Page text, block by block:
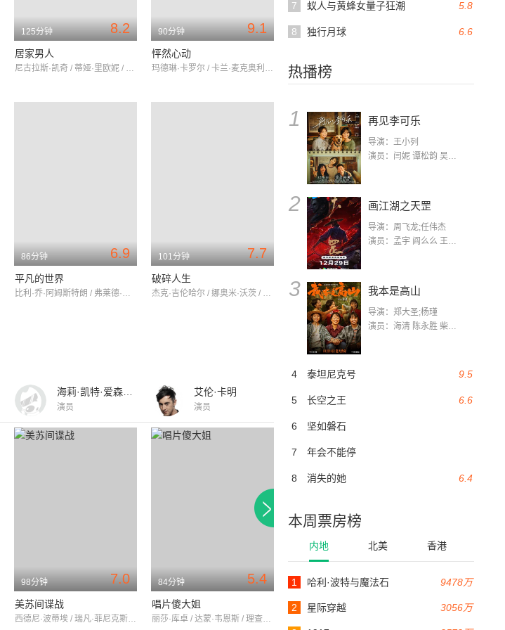
5.8
7 蚁人与黄蜂女量子狂潮
6.6
8 独行月球
热播榜
1 再见李可乐
导演：王小列
演员：闫妮 谭松韵 吴京 蒋龙 赵小棠 冯雷 李虎城 平安 小七 小可乐
2 画江湖之天罡
导演：周飞龙;任伟杰
演员：孟宇 阎么么 王凯 郭政建 阎萌萌 杨默 高枫 齐斯伽 刘芊含 马程
3 我本是高山
导演：郑大圣;杨瑾
演员：海清 陈永胜 柴烨 王玥婷 万国鹏 美朵达瓦 赵瑞婷 罗解艳 郭莉娜 潘家艳
9.5
4 泰坦尼克号
6.6
5 长空之王
6 坚如磐石
7 年会不能停
6.4
8 消失的她
本周票房榜
内地 北美 香港
9478万
1 哈利·波特与魔法石
3056万
2 星际穿越
8.2
125分钟
居家男人
尼古拉斯·凯奇 / 蒂娅·里欧妮 / 唐·钱德尔
9.1
90分钟
怦然心动
玛德琳·卡罗尔 / 卡兰·麦克奥利菲 / 瑞贝卡·德·莫妮
6.9
86分钟
平凡的世界
比利·乔·阿姆斯特朗 / 弗莱德·阿米森 / 朱迪·格雷尔
7.7
101分钟
破碎人生
杰克·吉伦哈尔 / 娜奥米·沃茨 / 克里斯·库珀
演员
艾伦·卡明
演员
7.0
98分钟
美苏间谍战
西德尼·波蒂埃 / 瑞凡·菲尼克斯 / 理查德·詹金斯
5.4
84分钟
唱片傻大姐
丽莎·库卓 / 达蒙·韦恩斯 / 理查德·本杰明
6.5
93分钟
都市热战
108分钟
爱的召集令